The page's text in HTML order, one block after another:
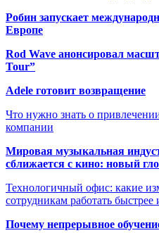
Робин запускает
Европе
Rod Wave анонсировал
Tour”
Adele готовит возвращение
Что нужно знать о
компании
Мировая музыкальная
сближается с кино: новый
Технологичный офис: какие
сотрудникам работать быстрее
Почему непрерывное